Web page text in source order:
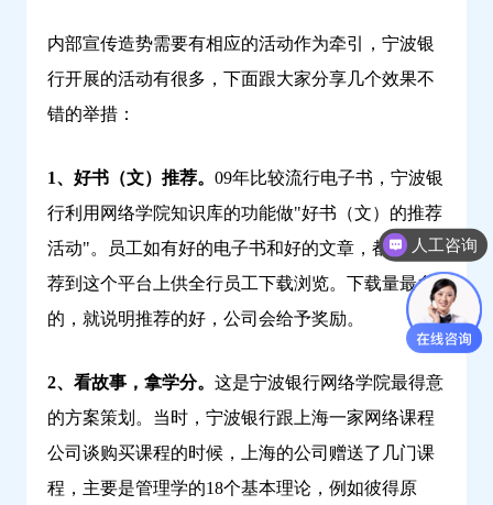
内部宣传造势需要有相应的活动作为牵引，宁波银
行开展的活动有很多，下面跟大家分享几个效果不
错的举措：
1、好书（文）推荐。 09年比较流行电子书，宁波银
行利用网络学院知识库的功能做"好书（文）的推荐
活动"。员工如有好的电子书和好的文章，都可以推
荐到这个平台上供全行员工下载浏览。下载量最多
的，就说明推荐的好，公司会给予奖励。
2、看故事，拿学分。 这是宁波银行网络学院最得意
的方案策划。当时，宁波银行跟上海一家网络课程
公司谈购买课程的时候，上海的公司赠送了几门课
程，主要是管理学的18个基本理论，例如彼得原
人工咨询